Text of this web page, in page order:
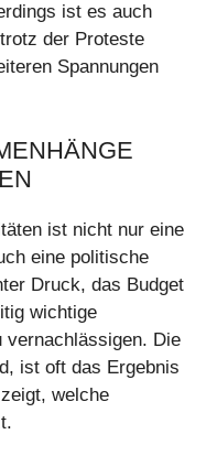
ist es auch
der Proteste
Spannungen
ist nicht nur eine
eine politische
Druck, das Budget
wichtige
Die
ist oft das Ergebnis
welche